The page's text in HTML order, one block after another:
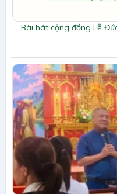
Bài hát cộng đồng Lễ